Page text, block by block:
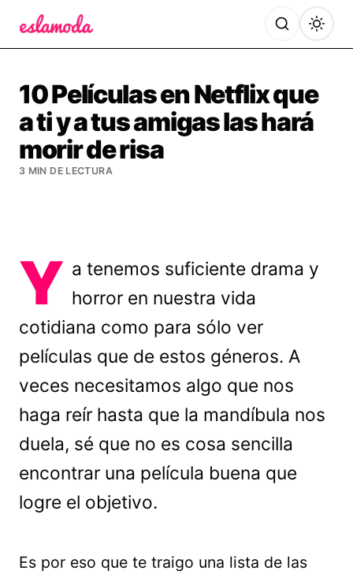
10 Películas en Netflix que
a ti y a tus amigas las hará
morir de risa
3 MIN DE LECTURA
Y a tenemos suficiente drama y
horror en nuestra vida
cotidiana como para sólo ver
películas que de estos géneros. A
veces necesitamos algo que nos
haga reír hasta que la mandíbula nos
duela, sé que no es cosa sencilla
encontrar una película buena que
logre el objetivo.
Es por eso que te traigo una lista de las